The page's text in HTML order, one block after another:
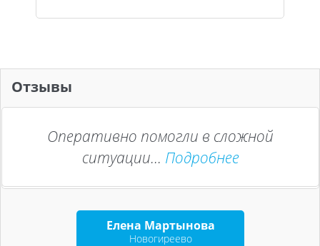
Отзывы
Оперативно помогли в сложной
ситуации... Подробнее
Елена Мартынова
Новогиреево